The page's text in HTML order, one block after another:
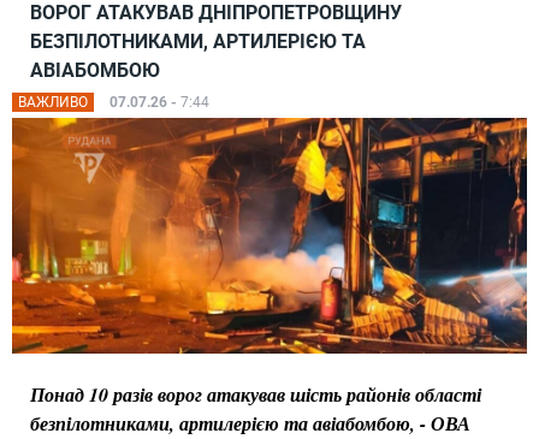
ВОРОГ АТАКУВАВ ДНІПРОПЕТРОВЩИНУ
БЕЗПІЛОТНИКАМИ, АРТИЛЕРІЄЮ ТА
АВІАБОМБОЮ
ВАЖЛИВО 07.07.26 - 7:44
Понад 10 разів ворог атакував шість районів області
безпілотниками, артилерією та авіабомбою, - ОВА